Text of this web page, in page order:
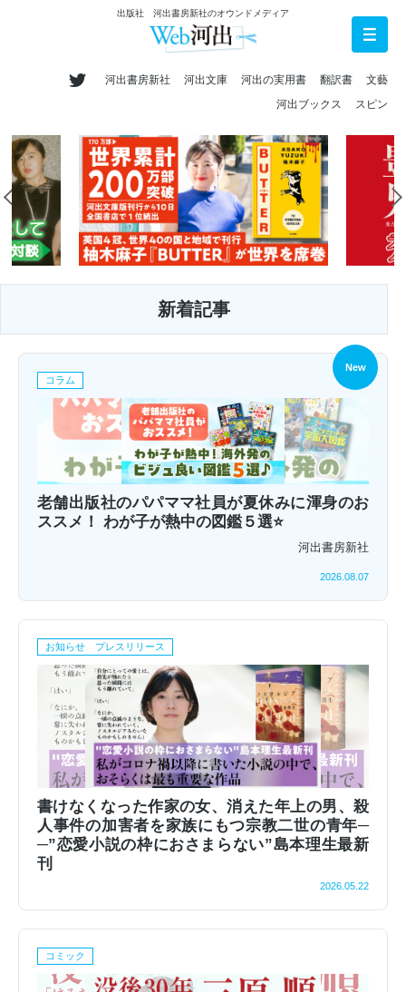
出版社 河出書房新社のオウンドメディア
河出書房新社 河出文庫 河出の実用書 翻訳書
文藝
河出ブックス
スピン
新着記事
New
コラム
老舗出版社のパパママ社員が夏休みに渾身のお
ススメ！ わが子が熱中の図鑑５選⭐
河出書房新社
2026.08.07
お知らせ プレスリリース
書けなくなった作家の女、消えた年上の男、殺
人事件の加害者を家族にもつ宗教二世の青年─
─”恋愛小説の枠におさまらない”島本理生最新
刊
2026.05.22
コミック